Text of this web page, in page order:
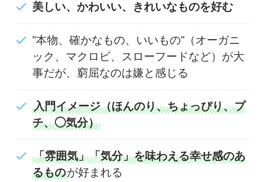
美しい、かわいい、きれいなものを好む
”本物、確かなもの、いいもの”（オーガニ
ック、マクロビ、スローフードなど）が大
事だが、窮屈なのは嫌と感じる
入門イメージ（ほんのり、ちょっぴり、プ
チ、◯気分）
「雰囲気」「気分」を味わえる幸せ感のあ
るものが好まれる